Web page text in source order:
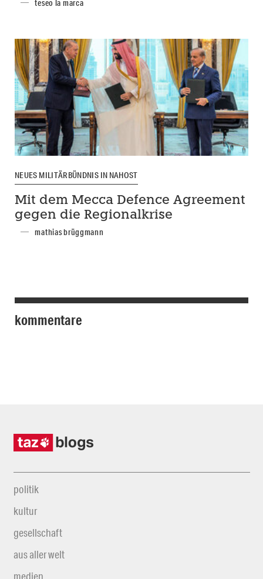
teseo la marca
NEUES MILITÄRBÜNDNIS IN NAHOST
Mit dem Mecca Defence Agreement
gegen die Regionalkrise
mathias brüggmann
kommentare
politik
kultur
gesellschaft
aus aller welt
medien